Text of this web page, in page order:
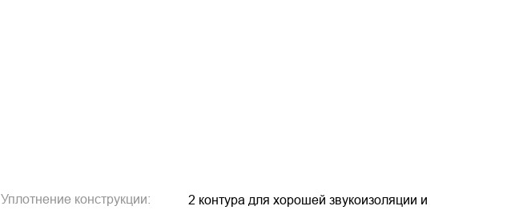
Уплотнение конструкции:
2 контура для хорошей звукоизоляции и